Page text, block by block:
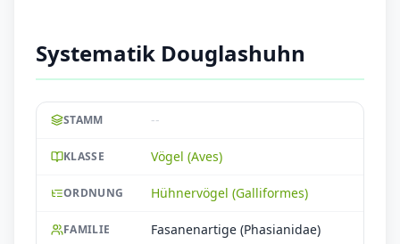
Systematik Douglashuhn
STAMM --
KLASSE Vögel (Aves)
ORDNUNG Hühnervögel (Galliformes)
FAMILIE Fasanenartige (Phasianidae)